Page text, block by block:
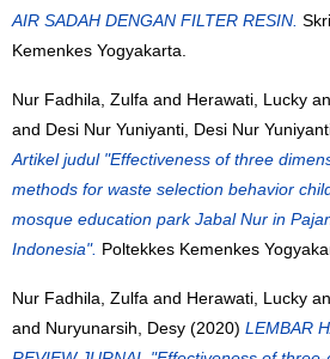
AIR SADAH DENGAN FILTER RESIN.
Kemenkes Yogyakarta.
Nur Fadhila, Zulfa and Herawati, Lucky
and Desi Nur Yuniyanti, Desi Nur
Artikel judul "Effectiveness of three
methods for waste selection behavior
mosque education park Jabal Nur in
Indonesia". Poltekkes Kemenkes
Nur Fadhila, Zulfa and Herawati, Lucky
and Nuryunarsih, Desy (2020) LEMBAR